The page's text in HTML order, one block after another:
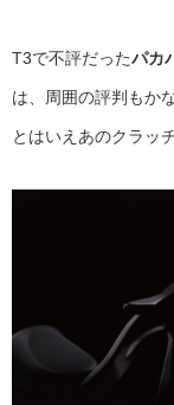
T3で不評だったパカ
は、周囲の評判もか
とはいえあのクラッ